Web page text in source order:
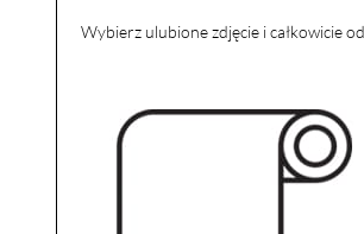
Wybierz ulubione zdjęcie i całkowicie